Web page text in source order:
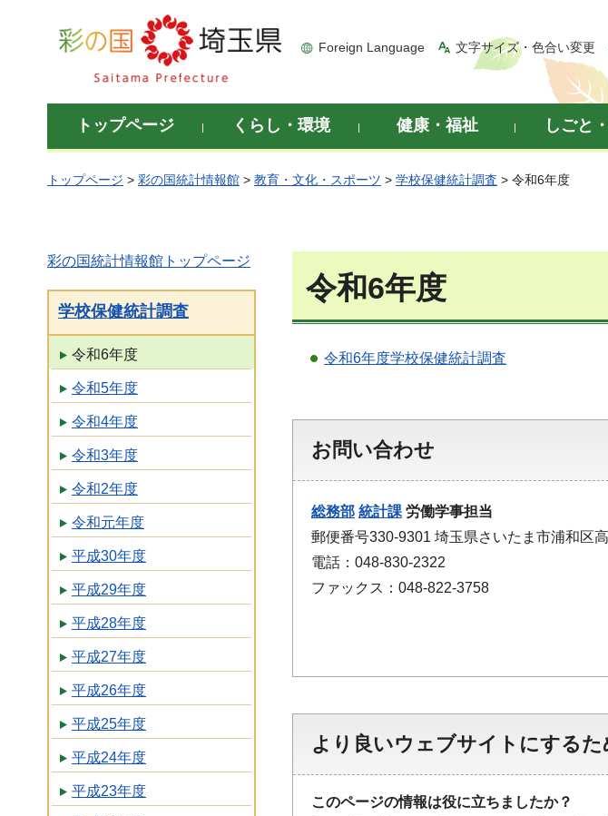
彩の国 埼玉県
Foreign Language 文字サイズ・色合い変更
トップページ くらし・環境 健康・福祉 しごと
トップページ > 彩の国統計情報館 > 教育・文化・スポーツ > 学校保健統計調査 > 令和6年度
彩の国統計情報館トップページ
学校保健統計調査
令和6年度
令和5年度
令和4年度
令和3年度
令和2年度
令和元年度
平成30年度
平成29年度
平成28年度
平成27年度
平成26年度
平成25年度
平成24年度
平成23年度
令和6年度
令和6年度学校保健統計調査
お問い合わせ
総務部 統計課 労働学事担当
郵便番号330-9301 埼玉県さいたま市浦和区
電話：048-830-2322
ファックス：048-822-3758
より良いウェブサイトにする
このページの情報は役に立ちましたか？